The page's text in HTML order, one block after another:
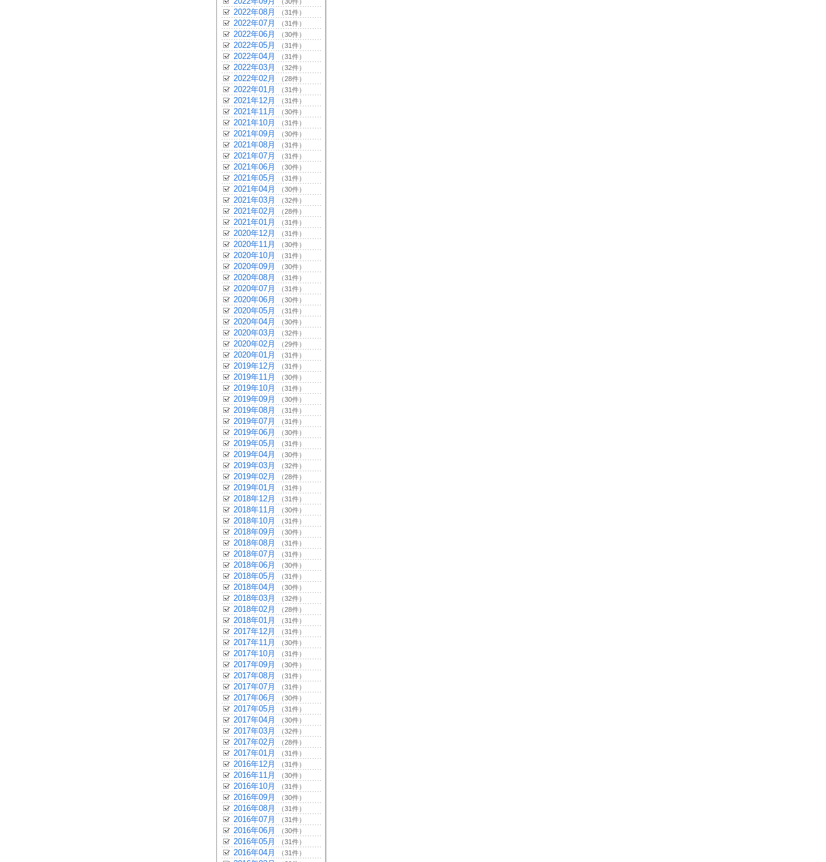
2022年08月 （31件）
2022年07月 （31件）
2022年06月 （30件）
2022年05月 （31件）
2022年04月 （31件）
2022年03月 （32件）
2022年02月 （28件）
2022年01月 （31件）
2021年12月 （31件）
2021年11月 （30件）
2021年10月 （31件）
2021年09月 （30件）
2021年08月 （31件）
2021年07月 （31件）
2021年06月 （30件）
2021年05月 （31件）
2021年04月 （30件）
2021年03月 （32件）
2021年02月 （28件）
2021年01月 （31件）
2020年12月 （31件）
2020年11月 （30件）
2020年10月 （31件）
2020年09月 （30件）
2020年08月 （31件）
2020年07月 （31件）
2020年06月 （30件）
2020年05月 （31件）
2020年04月 （30件）
2020年03月 （32件）
2020年02月 （29件）
2020年01月 （31件）
2019年12月 （31件）
2019年11月 （30件）
2019年10月 （31件）
2019年09月 （30件）
2019年08月 （31件）
2019年07月 （31件）
2019年06月 （30件）
2019年05月 （31件）
2019年04月 （30件）
2019年03月 （32件）
2019年02月 （28件）
2019年01月 （31件）
2018年12月 （31件）
2018年11月 （30件）
2018年10月 （31件）
2018年09月 （30件）
2018年08月 （31件）
2018年07月 （31件）
2018年06月 （30件）
2018年05月 （31件）
2018年04月 （30件）
2018年03月 （32件）
2018年02月 （28件）
2018年01月 （31件）
2017年12月 （31件）
2017年11月 （30件）
2017年10月 （31件）
2017年09月 （30件）
2017年08月 （31件）
2017年07月 （31件）
2017年06月 （30件）
2017年05月 （31件）
2017年04月 （30件）
2017年03月 （32件）
2017年02月 （28件）
2017年01月 （31件）
2016年12月 （31件）
2016年11月 （30件）
2016年10月 （31件）
2016年09月 （30件）
2016年08月 （31件）
2016年07月 （31件）
2016年06月 （30件）
2016年05月 （31件）
2016年04月 （31件）